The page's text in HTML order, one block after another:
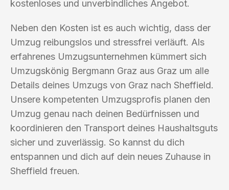
kostenloses und unverbindliches Angebot.
Neben den Kosten ist es auch wichtig, dass der
Umzug reibungslos und stressfrei verläuft. Als
erfahrenes Umzugsunternehmen kümmert sich
Umzugskönig Bergmann Graz aus Graz um alle
Details deines Umzugs von Graz nach Sheffield.
Unsere kompetenten Umzugsprofis planen den
Umzug genau nach deinen Bedürfnissen und
koordinieren den Transport deines Haushaltsguts
sicher und zuverlässig. So kannst du dich
entspannen und dich auf dein neues Zuhause in
Sheffield freuen.